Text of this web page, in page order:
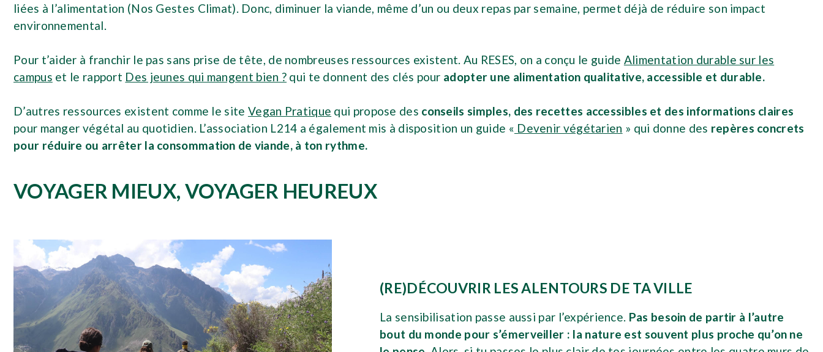
liées à l’alimentation (Nos Gestes Climat). Donc, diminuer la viande, même d’un ou deux repas par semaine, permet déjà de réduire son impact
environnemental.
Pour t’aider à franchir le pas sans prise de tête, de nombreuses ressources existent. Au RESES, on a conçu le guide Alimentation durable sur les
campus et le rapport Des jeunes qui mangent bien ? qui te donnent des clés pour adopter une alimentation qualitative, accessible et durable.
D’autres ressources existent comme le site Vegan Pratique qui propose des conseils simples, des recettes accessibles et des informations claires
pour manger végétal au quotidien. L’association L214 a également mis à disposition un guide « Devenir végétarien » qui donne des repères concrets
pour réduire ou arrêter la consommation de viande, à ton rythme.
VOYAGER MIEUX, VOYAGER HEUREUX
(RE)DÉCOUVRIR LES ALENTOURS DE TA VILLE
La sensibilisation passe aussi par l’expérience. Pas besoin de partir à l’autre
bout du monde pour s’émerveiller : la nature est souvent plus proche qu’on ne